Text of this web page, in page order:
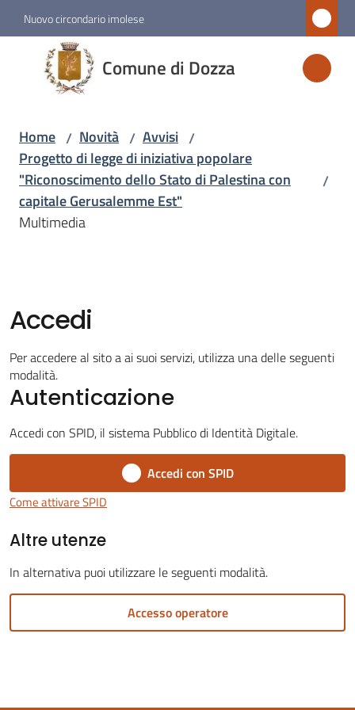
Vai al contenuto
Vai alla navigazione
Vai al footer
Nuovo circondario imolese
Comune di Dozza
Comune
di
Dozza
Amministrazione
Novità
Vivere
Dozza
Servizi
line
Tutti
gli
argomenti
Home / Novità / Avvisi /
Progetto di legge di iniziativa popolare
"Riconoscimento dello Stato di Palestina con
capitale Gerusalemme Est"
/
Multimedia
Accedi
Per accedere al sito a ai suoi servizi, utilizza una delle seguenti
modalità.
Autenticazione
Accedi con SPID, il sistema Pubblico di Identità Digitale.
Accedi con SPID
Come attivare SPID
Altre utenze
In alternativa puoi utilizzare le seguenti modalità.
Accesso operatore